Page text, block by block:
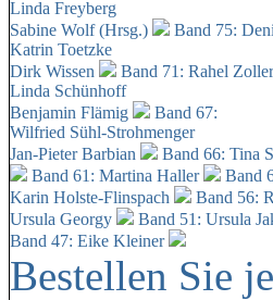
Linda Freyberg
Sabine Wolf (Hrsg.)
Band 75:
Katrin Toetzke
Dirk Wissen
Band 71: Rahel
Linda Schünhoff
Benjamin Flämig
Band 67:
Wilfried Sühl-Strohmenger
Jan-Pieter Barbian
Band 66: Tina
Band 61: Martina Haller
Band
Karin Holste-Flinspach
Band 56:
Ursula Georgy
Band 51: Ursula
Band 47: Eike Kleiner
Bestellen Sie